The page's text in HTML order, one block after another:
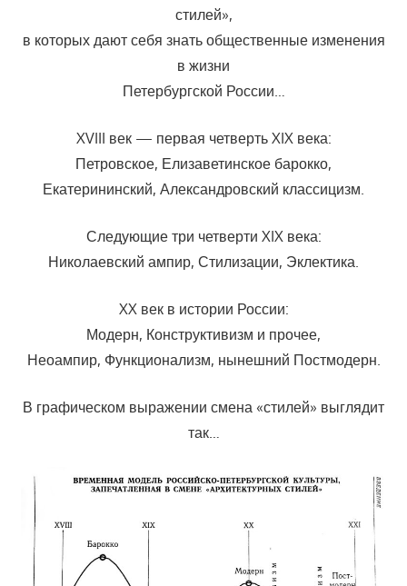
стилей»,
в которых дают себя знать общественные изменения
в жизни
Петербургской России…
XVIII век — первая четверть XIX века:
Петровское, Елизаветинское барокко,
Екатерининский, Александровский классицизм.
Следующие три четверти XIX века:
Николаевский ампир, Стилизации, Эклектика.
XX век в истории России:
Модерн, Конструктивизм и прочее,
Неоампир, Функционализм, нынешний Постмодерн.
В графическом выражении смена «стилей» выглядит
так…